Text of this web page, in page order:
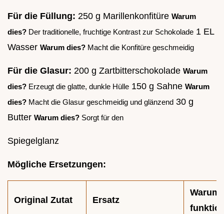
Für die Füllung: 250 g Marillenkonfitüre Warum
dies? Der traditionelle, fruchtige Kontrast zur Schokolade 1 EL
Wasser Warum dies? Macht die Konfitüre geschmeidig
Für die Glasur: 200 g Zartbitterschokolade Warum
dies? Erzeugt die glatte, dunkle Hülle 150 g Sahne Warum
dies? Macht die Glasur geschmeidig und glänzend 30 g
Butter Warum dies? Sorgt für den
Spiegelglanz
Mögliche Ersetzungen:
Original Zutat Ersatz
Warum